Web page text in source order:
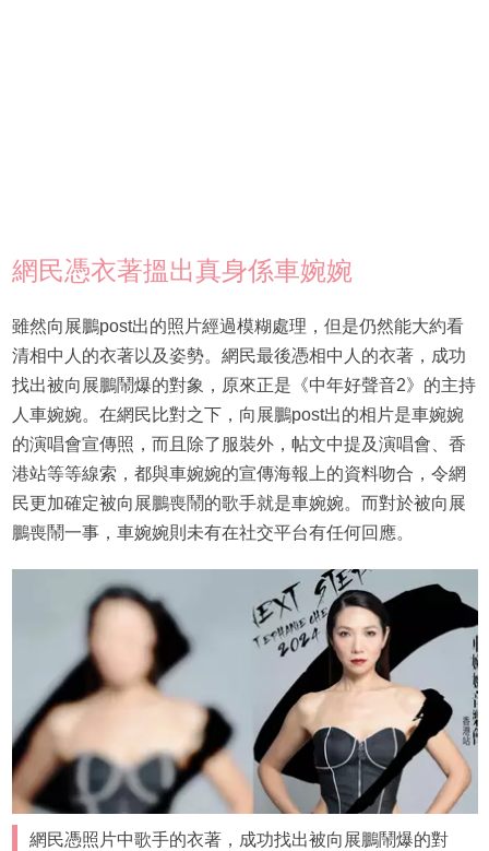
網民憑衣著搵出真身係車婉婉
雖然向展鵬post出的照片經過模糊處理，但是仍然能大約看
清相中人的衣著以及姿勢。網民最後憑相中人的衣著，成功
找出被向展鵬鬧爆的對象，原來正是《中年好聲音2》的主持
人車婉婉。在網民比對之下，向展鵬post出的相片是車婉婉
的演唱會宣傳照，而且除了服裝外，帖文中提及演唱會、香
港站等等線索，都與車婉婉的宣傳海報上的資料吻合，令網
民更加確定被向展鵬喪鬧的歌手就是車婉婉。而對於被向展
鵬喪鬧一事，車婉婉則未有在社交平台有任何回應。
網民憑照片中歌手的衣著，成功找出被向展鵬鬧爆的對